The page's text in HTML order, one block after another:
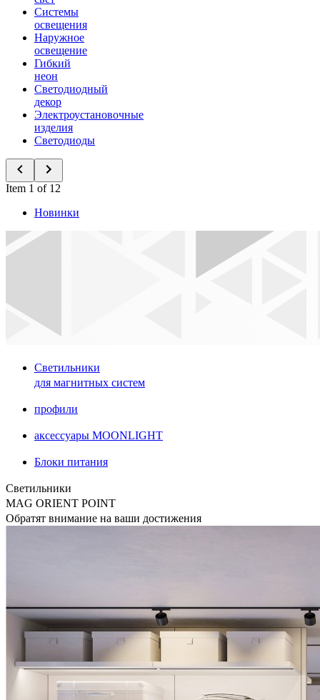
Системы
освещения
Наружное
освещение
Гибкий
неон
Светодиодный
декор
Электроустановочные
изделия
Светодиоды
Item 1 of 12
Новинки
Светильники
для магнитных систем
профили
аксессуары MOONLIGHT
Блоки питания
Светильники
MAG ORIENT POINT
Обратят внимание на ваши достижения